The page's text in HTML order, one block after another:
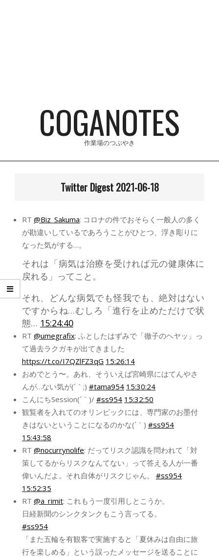
COGANOTES
作業場のつぶやき
Twitter Digest 2021-06-18
RT @Biz_Sakuma: コロナの件でおそらく一般人の多く
が勘違いしているであろうことがひとつ、浮き彫りに
なった気がする…。
それは「病気は治療を受ければ元の健康体に
戻れる」ってこと。
それ、どんな病気でも怪我でも、絶対はない
ですからね…むしろ「進行を止めただけで状
態… 15:24:40
RT @umegrafix: ふとしたはずみで「徹子のヘヤッ」っ
て過去ラクガキが出てきました
https://t.co/I7QZlFZ3qG 15:26:14
おめでとう〜。あれ、そういえば宮崎県にはてんやさ
んが…ない気が(´｀;) #tama954 15:30:24
こんにちSession(´｀)/ #ss954 15:32:50
観覧者を入れてのオリンピックには、専門家のお墨付
きはないということになるのかな(´｀) #ss954
15:43:58
RT @nocurrynolife: だってリスク認識を問われて「対
策してるからリスクなんてない」って答える人が一番
偉いんだよ。それ自体がリスクじゃん。 #ss954
15:52:35
RT @a_rimit: これもう一度引用しとこうか。
日経新聞のシンクタンクもこう言ってる。
#ss954
「また五輪を有観客で実施すると「夏休みは自由に旅
行を楽しめる」という誤ったメッセージを送ることに